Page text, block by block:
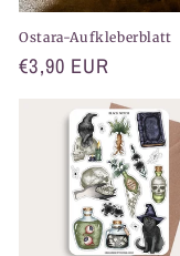
Ostara-Aufkleberblatt
Normaler
€3,90 EUR